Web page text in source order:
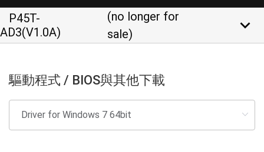
P45T-
AD3(V1.0A)
(no longer for
sale)
keyboard_arrow_down
驅動程式 / BIOS與其他下載